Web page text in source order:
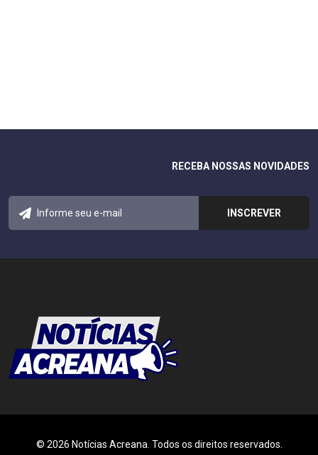
RECEBA NOSSAS NOVIDADES
© 2026 Notícias Acreana. Todos os direitos reservados.